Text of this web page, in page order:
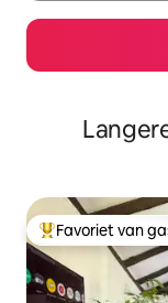
Topfavoriet van
Favoriet van